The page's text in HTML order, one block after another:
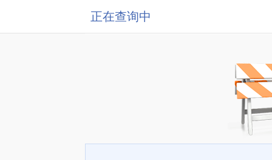
正在查询中